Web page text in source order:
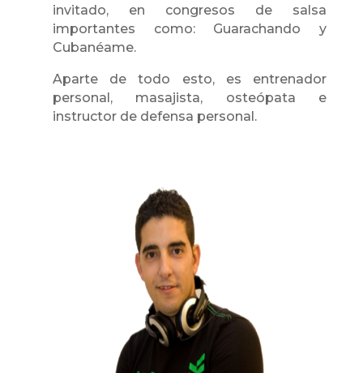
invitado, en congresos de salsa
importantes como: Guarachando y
Cubanéame.
Aparte de todo esto, es entrenador
personal, masajista, osteópata e
instructor de defensa personal.